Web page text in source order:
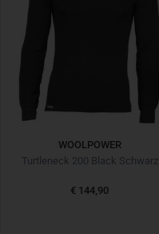
WOOLPOWER
Turtleneck 200 Black Schwarz
€ 144,90